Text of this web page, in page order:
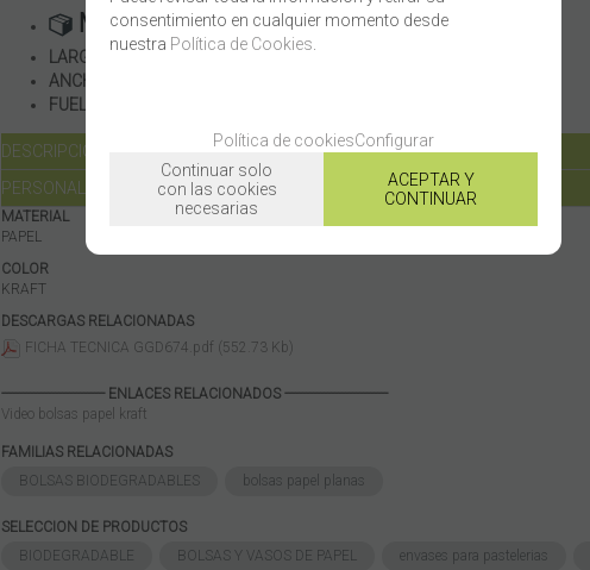
Medidas
LARGO
ANCHO
FUELLE
DESCRIPCIÓN TÉCNICA
PERSONALIZABLE
MATERIAL
PAPEL
COLOR
KRAFT
DESCARGAS RELACIONADAS
FICHA TECNICA GGD674.pdf (552.73 Kb)
----------------------------- ENLACES RELACIONADOS -----------------------------
Video bolsas papel kraft
FAMILIAS RELACIONADAS
BOLSAS BIODEGRADABLES
bolsas papel planas
SELECCION DE PRODUCTOS
BIODEGRADABLE
BOLSAS Y VASOS DE PAPEL envases para pastelerias
consentimiento en cualquier momento desde
nuestra Política de Cookies
Política de cookiesConfigurar
Continuar solo
con las cookies
necesarias
ACEPTAR Y
CONTINUAR